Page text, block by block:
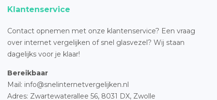
Klantenservice
Contact opnemen met onze klantenservice? Een vraag
over internet vergelijken of snel glasvezel? Wij staan
dagelijks voor je klaar!
Bereikbaar
Mail: info@snelinternetvergelijken.nl
Adres: Zwartewaterallee 56, 8031 DX, Zwolle